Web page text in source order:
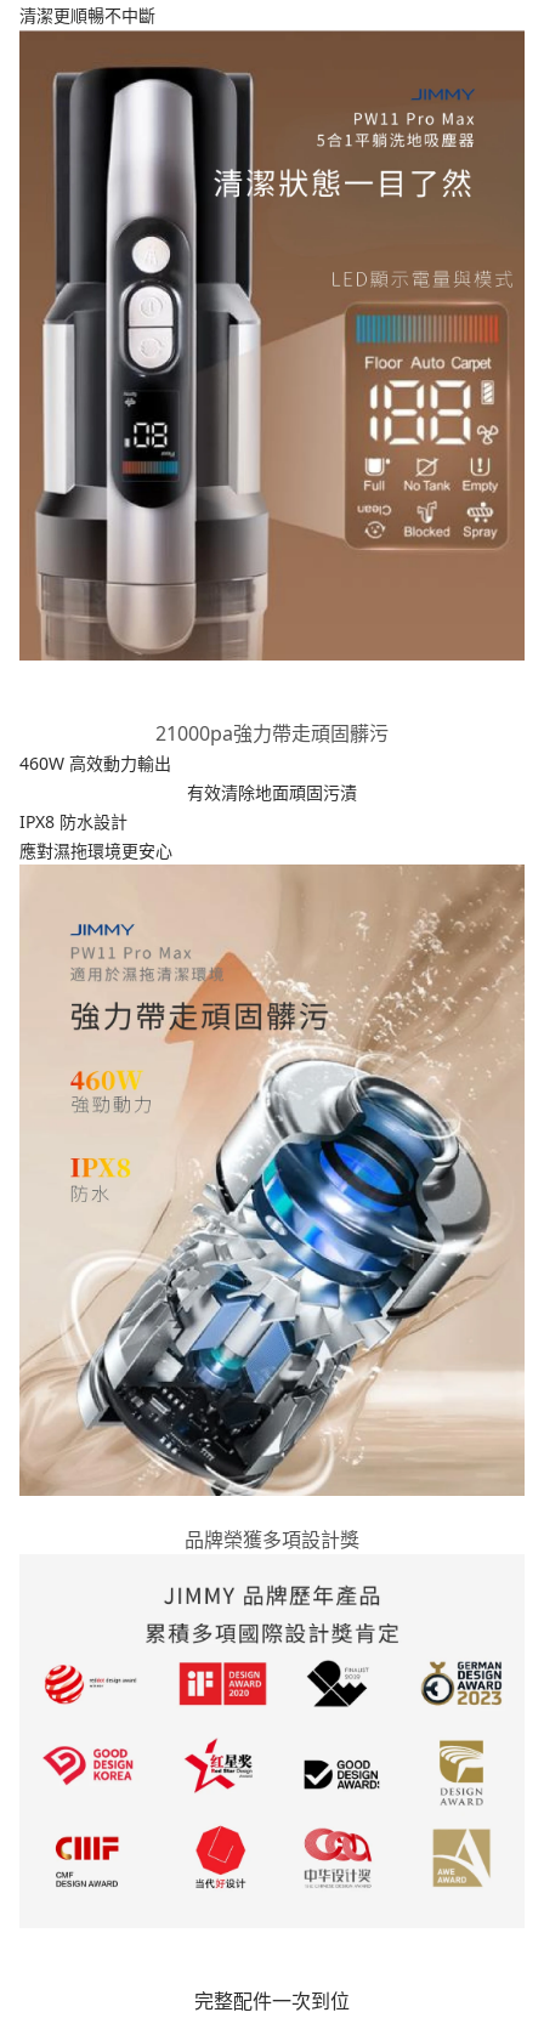
清潔更順暢不中斷
21000pa強力帶走頑固髒污
460W 高效動力輸出
有效清除地面頑固污漬
IPX8 防水設計
應對濕拖環境更安心
品牌榮獲多項設計獎
完整配件一次到位